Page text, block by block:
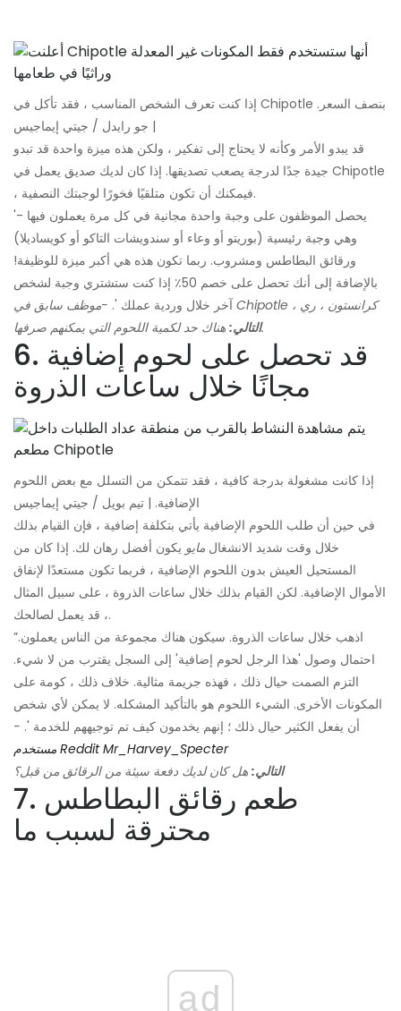
إذا كنت تعرف الشخص المناسب ، فقد تأكل في Chipotle بنصف السعر.
| جو رايدل / جيتي إيماجيس
قد يبدو الأمر وكأنه لا يحتاج إلى تفكير ، ولكن هذه ميزة واحدة قد تبدو
جيدة جدًا لدرجة يصعب تصديقها. إذا كان لديك صديق يعمل في Chipotle
، فيمكنك أن تكون متلقيًا فخورًا لوجبتك النصفية.
'يحصل الموظفون على وجبة واحدة مجانية في كل مرة يعملون فيها -
وهي وجبة رئيسية (بوريتو أو وعاء أو سندويشات التاكو أو كويساديلا)
ورقائق البطاطس ومشروب. ربما تكون هذه هي أكبر ميزة للوظيفة!
بالإضافة إلى أنك تحصل على خصم 50٪ إذا كنت ستشتري وجبة لشخص
آخر خلال وردية عملك '.
-موظف سابق في Chipotle ، كرانستون ، ري
التالي:هناك حد لكمية اللحوم التي يمكنهم صرفها.
6. قد تحصل على لحوم إضافية
مجانًا خلال ساعات الذروة
إذا كانت مشغولة بدرجة كافية ، فقد تتمكن من التسلل مع بعض اللحوم
الإضافية. | تيم بويل / جيتي إيماجيس
في حين أن طلب اللحوم الإضافية يأتي بتكلفة إضافية ، فإن القيام بذلك
خلال وقت شديد الانشغال مايو يكون أفضل رهان لك. إذا كان من
المستحيل العيش بدون اللحوم الإضافية ، فربما تكون مستعدًا لإنفاق
الأموال الإضافية. لكن القيام بذلك خلال ساعات الذروة ، على سبيل المثال
، قد يعمل لصالحك.
”اذهب خلال ساعات الذروة. سيكون هناك مجموعة من الناس يعملون.
احتمال وصول 'هذا الرجل لحوم إضافية' إلى السجل يقترب من لا شيء.
التزم الصمت حيال ذلك ، فهذه جريمة مثالية. خلاف ذلك ، كومة على
المكونات الأخرى. الشيء اللحوم هو بالتأكيد المشكله. لا يمكن لأي شخص
أن يفعل الكثير حيال ذلك ؛ إنهم يخدمون كيف تم توجيههم للخدمة '. -
مستخدم Reddit Mr_Harvey_Specter
التالي: هل كان لديك دفعة سيئة من الرقائق من قبل؟
7. طعم رقائق البطاطس
محترقة لسبب ما
ad